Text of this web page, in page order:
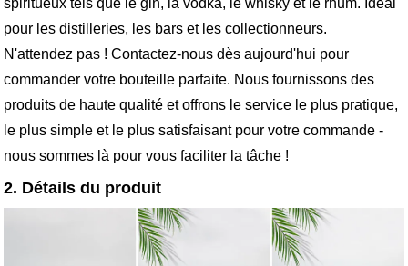
spiritueux tels que le gin, la vodka, le whisky et le rhum. Idéal
pour les distilleries, les bars et les collectionneurs.
N'attendez pas ! Contactez-nous dès aujourd'hui pour
commander votre bouteille parfaite. Nous fournissons des
produits de haute qualité et offrons le service le plus pratique,
le plus simple et le plus satisfaisant pour votre commande -
nous sommes là pour vous faciliter la tâche !
2. Détails du produit